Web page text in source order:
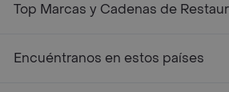
Top Marcas y Cadenas de
Encuéntranos en estos países